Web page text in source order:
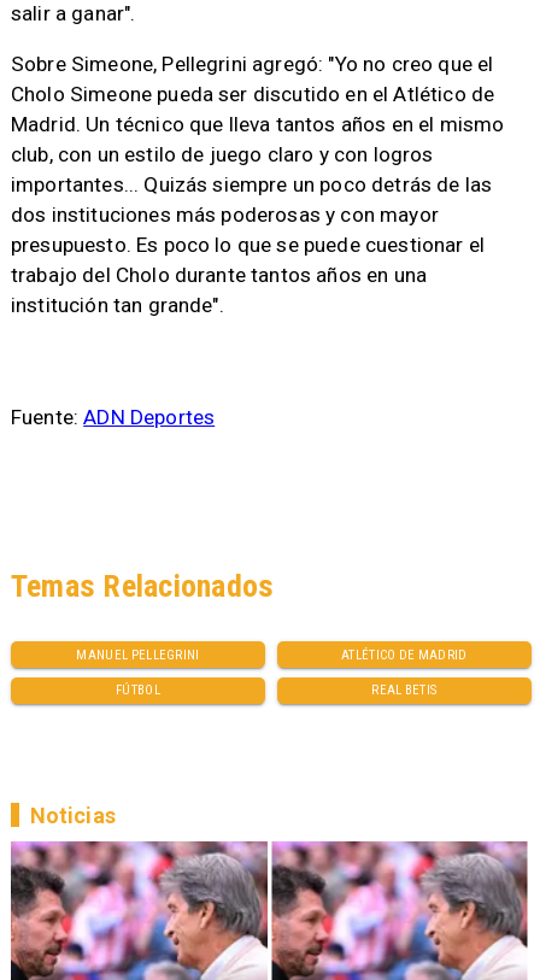
salir a ganar".
Sobre Simeone, Pellegrini agregó: "Yo no creo que el
Cholo Simeone pueda ser discutido en el Atlético de
Madrid. Un técnico que lleva tantos años en el mismo
club, con un estilo de juego claro y con logros
importantes... Quizás siempre un poco detrás de las
dos instituciones más poderosas y con mayor
presupuesto. Es poco lo que se puede cuestionar el
trabajo del Cholo durante tantos años en una
institución tan grande".
Fuente:ADN Deportes
MANUEL PELLEGRINI ATLÉTICO DE MADRID
FÚTBOL REAL BETIS
Temas Relacionados
Noticias